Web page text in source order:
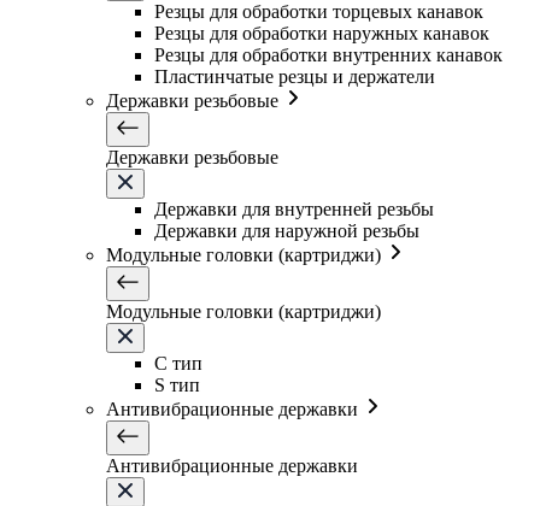
Резцы для обработки торцевых канавок
Резцы для обработки наружных канавок
Резцы для обработки внутренних канавок
Пластинчатые резцы и держатели
Державки резьбовые
Державки резьбовые
Державки для внутренней резьбы
Державки для наружной резьбы
Модульные головки (картриджи)
Модульные головки (картриджи)
C тип
S тип
Антивибрационные державки
Антивибрационные державки